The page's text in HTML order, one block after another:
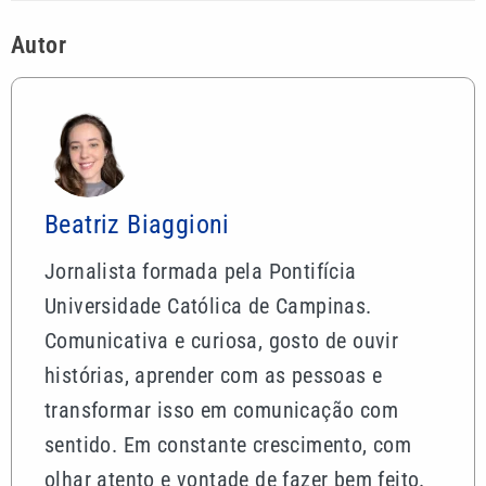
Autor
Beatriz Biaggioni
Jornalista formada pela Pontifícia
Universidade Católica de Campinas.
Comunicativa e curiosa, gosto de ouvir
histórias, aprender com as pessoas e
transformar isso em comunicação com
sentido. Em constante crescimento, com
olhar atento e vontade de fazer bem feito.